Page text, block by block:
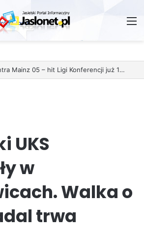
Lech Poznań kontra Mainz 05 – hit Ligi Konferencji już 11 grudnia
UKS
w
Walka o
trwa